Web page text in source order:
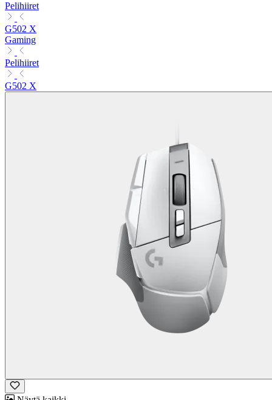
Pelihiiret
G502 X
Gaming
Pelihiiret
G502 X